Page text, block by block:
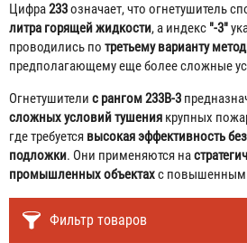
Цифра233означает, что огнетушитель
литра горящей жидкости, а индекс "-3"
проводились по третьему варианту
предполагающему еще более сложные
Огнетушители с рангом 233В-3
сложных условий тушения крупных
где требуется высокая эффективность
подложки. Они применяются на
промышленных объектахс повышенным
Фильтр товаров